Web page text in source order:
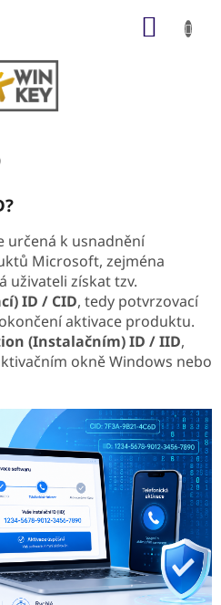
určená k usnadnění
Microsoft, zejména
uživateli získat tzv.
ID / CID, tedy potvrzovací
aktivace produktu.
(Instalačním) ID / IID,
okně Windows nebo